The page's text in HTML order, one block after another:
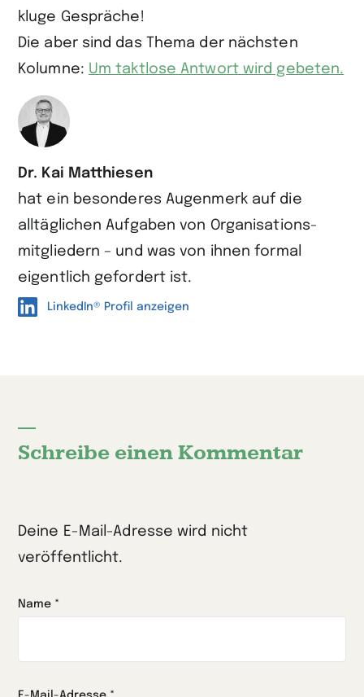
kluge Gespräche!
Die aber sind das Thema der nächsten
Kolumne: Um taktlose Antwort wird gebeten.
Dr. Kai Matthiesen
hat ein besonderes Augen­merk auf die
alltäglichen Aufgaben von Organisations­
mitgliedern – und was von ihnen formal
eigentlich gefordert ist.
LinkedIn® Profil anzeigen
Schreibe einen Kommentar
Deine E-Mail-Adresse wird nicht
veröffentlicht.
Name *